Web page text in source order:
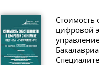
Стоимость
цифровой